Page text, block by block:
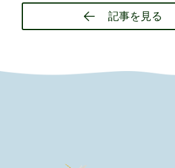
Post
navigation
記事を見る